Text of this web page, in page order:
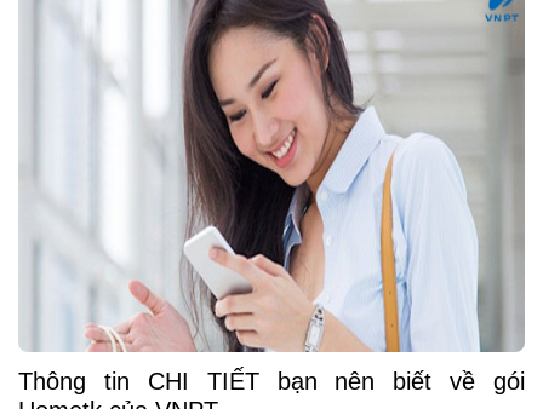
Thông tin CHI TIẾT bạn nên biết về gói